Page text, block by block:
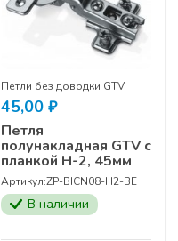
Петли без доводки GTV
45,00 ₽
Петля
полунакладная GTV с
планкой Н-2, 45мм
Артикул:ZP-BICN08-H2-BE
В наличии